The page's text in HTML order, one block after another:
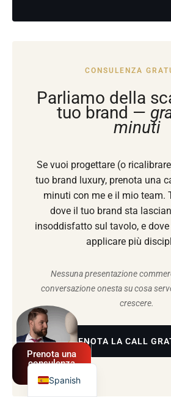
CONSULENZA
Parliamo della
tuo brand —
minuti
Se vuoi progettare (o
tuo brand luxury, prenota una
minuti con me e il mio team.
dove il tuo brand sta
insoddisfatto sul tavolo, e
applicare più
Nessuna presentazione
conversazione onesta su cosa
crescere.
PRENOTA LA CALL
Spanish
Italian
English
French
Prenota una
consulenza